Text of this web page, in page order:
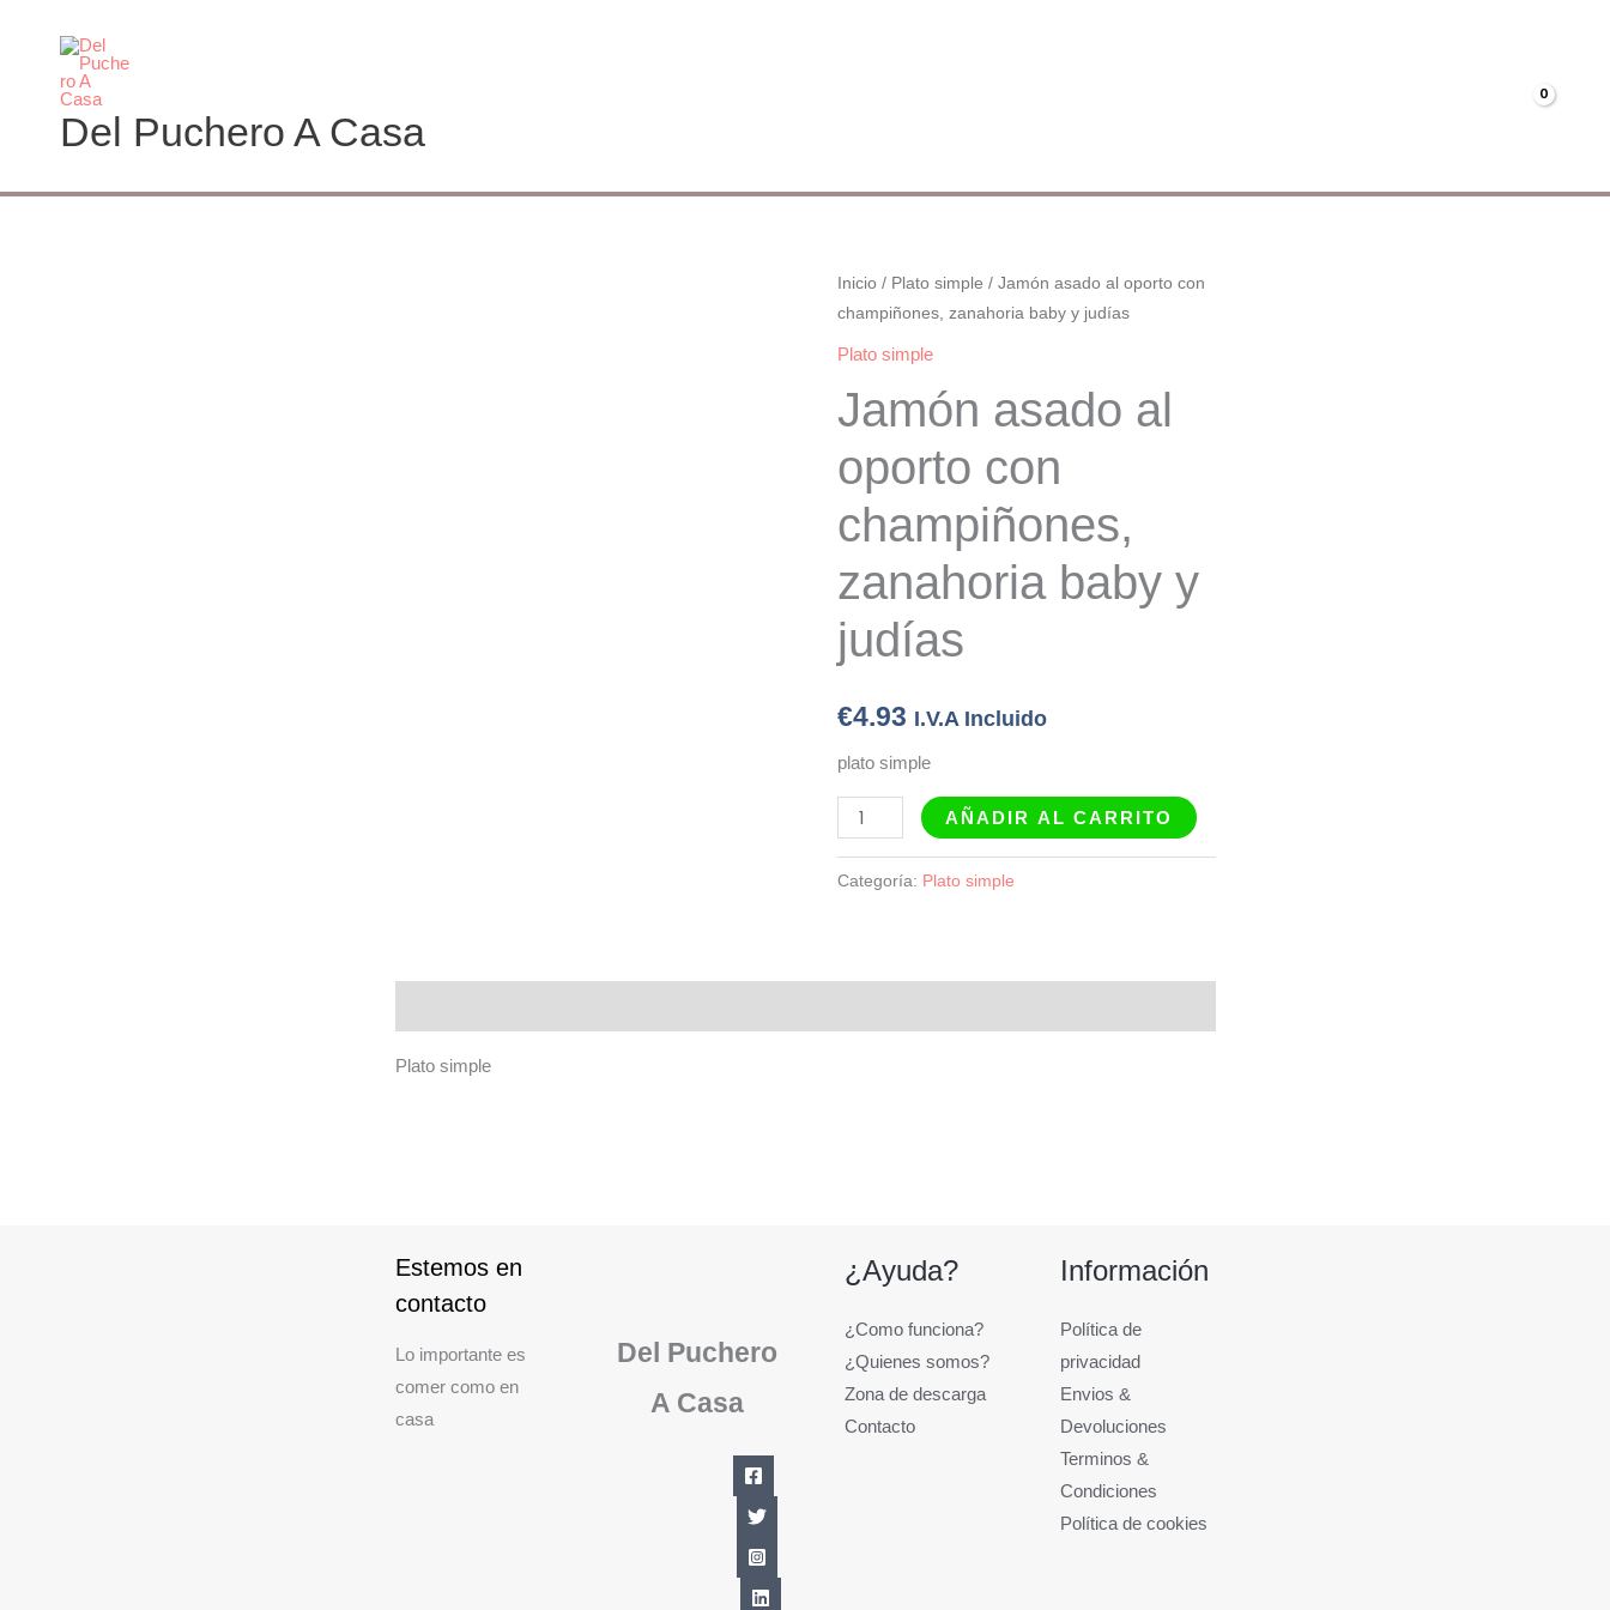
contenido
Del Puchero A Casa
Inicio / Plato simple / Jamón asado al oporto con
champiñones, zanahoria baby y judías
Plato simple
Jamón asado al
oporto con
champiñones,
zanahoria baby y
judías
€4.93 I.V.A Incluido
plato simple
Jamón
asado
al
con
zanahoria
baby
y
judías
AÑADIR AL CARRITO
Categoría: Plato simple
Plato simple
Estemos en
contacto
Lo importante es
comer como en
casa
Del Puchero
A Casa
¿Ayuda?
¿Como funciona?
¿Quienes somos?
Zona de descarga
Contacto
Información
Política de
privacidad
Envios &
Devoluciones
Terminos &
Condiciones
Política de cookies